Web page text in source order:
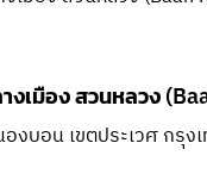
งเมือง สวนหลวง
งบอน เขตประเวศ กรุง